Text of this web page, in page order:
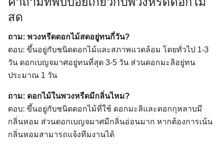
สด
ถาม: พวงหรีดดอกไม้สดอยู่ทนกี่วัน?
ตอบ: ขึ้นอยู่กับชนิดดอกไม้และสภาพแวดล้อม โดยทั่วไป 1-3
วัน ดอกเบญจมาศอยู่ทนที่สุด 3-5 วัน ส่วนดอกมะลิอยู่ทน
ประมาณ 1 วัน
ถาม: ดอกไม้ในพวงหรีดมีกลิ่นไหม?
ตอบ: ขึ้นอยู่กับชนิดดอกไม้ที่ใช้ ดอกมะลิและดอกกุหลาบมี
กลิ่นหอม ส่วนดอกเบญจมาศมีกลิ่นอ่อนมาก หากต้องการเน้น
กลิ่นหอมสามารถแจ้งทีมงานได้